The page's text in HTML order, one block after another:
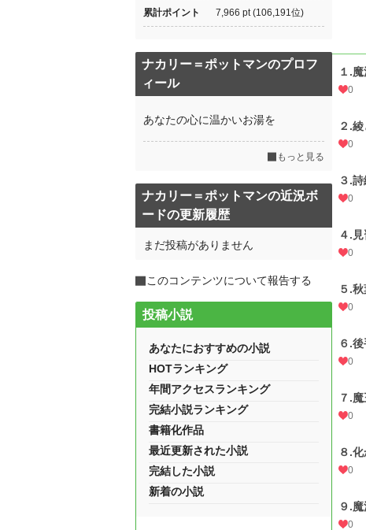
１.
0
２.
0
３.
0
４.
0
５.
0
６.
0
７.
0
８.
0
９.
0
累計ポイント 7,966 pt (106,191位)
ナカリー＝ポットマンのプロフ
ィール
あなたの心に温かいお湯を
もっと見る
ナカリー＝ポットマンの近況ボ
ードの更新履歴
まだ投稿がありません
このコンテンツについて報告する
投稿小説
あなたにおすすめの小説
HOTランキング
年間アクセスランキング
完結小説ランキング
書籍化作品
最近更新された小説
完結した小説
新着の小説